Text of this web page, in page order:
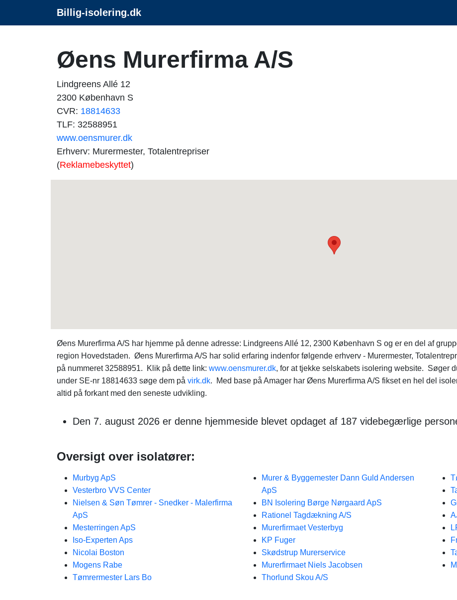
Billig-isolering.dk
Øens Murerfirma A/S
Lindgreens Allé 12
2300 København S
CVR: 18814633
TLF: 32588951
www.oensmurer.dk
Erhverv: Murermester, Totalentrepriser
(Reklamebeskyttet)
Øens Murerfirma A/S har hjemme på denne adresse: Lindgreens Allé 12, 2300 København S og er en del af
region Hovedstaden. Øens Murerfirma A/S har solid erfaring indenfor følgende erhverv - Murermester,
på nummeret 32588951. Klik på dette link: www.oensmurer.dk, for at tjekke selskabets isolering website. Søger
under SE-nr 18814633 søge dem på virk.dk. Med base på Amager har Øens Murerfirma A/S fikset en hel del
altid på forkant med den seneste udvikling.
Den 7. august 2026 er denne hjemmeside blevet opdaget af 187 videbegærlige
Oversigt over isolatører:
Murbyg ApS
Vesterbro VVS Center
Nielsen & Søn Tømrer - Snedker - Malerfirma
ApS
Mesterringen ApS
Iso-Experten Aps
Nicolai Boston
Mogens Rabe
Tømrermester Lars Bo
Murer & Byggemester Dann Guld Andersen
ApS
BN Isolering Børge Nørgaard ApS
Rationel Tagdækning A/S
Murerfirmaet Vesterbyg
KP Fuger
Skødstrup Murerservice
Murerfirmaet Niels Jacobsen
Thorlund Skou A/S